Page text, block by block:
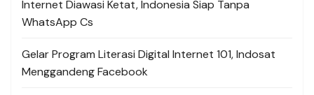
Internet Diawasi Ketat, Indonesia Siap Tanpa
WhatsApp Cs
Gelar Program Literasi Digital Internet 101, Indosat
Menggandeng Facebook